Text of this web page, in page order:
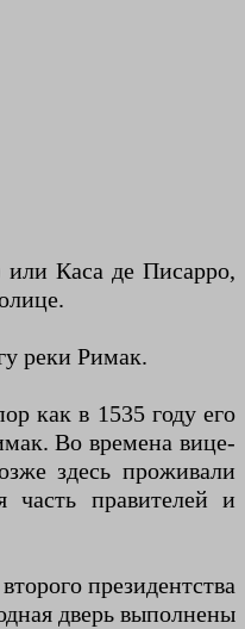
Каса де Писарро,
реки Римак.
как в 1535 году его
Во времена вице-
здесь проживали
часть правителей и
президентства
дверь выполнены